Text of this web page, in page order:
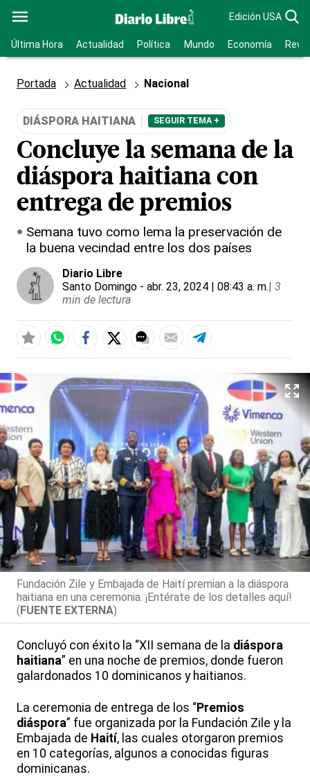
Edición USA
Última Hora Actualidad Política Mundo Economía
Portada Actualidad Nacional
DIÁSPORA HAITIANA SEGUIR TEMA +
Concluye la semana de la
diáspora haitiana con
entrega de premios
Semana tuvo como lema la preservación de
la buena vecindad entre los dos países
Diario Libre
Santo Domingo - abr. 23, 2024 | 08:43 a. m.| 3
min de lectura
Fundación Zile y Embajada de Haití premian a la diáspora
haitiana en una ceremonia. ¡Entérate de los detalles aquí!
(FUENTE EXTERNA)
Concluyó con éxito la “XII semana de la diáspora
haitiana” en una noche de premios, donde fueron
galardonados 10 dominicanos y haitianos.
La ceremonia de entrega de los “Premios
diáspora” fue organizada por la Fundación Zile y la
Embajada de Haití, las cuales otorgaron premios
en 10 categorías, algunos a conocidas figuras
dominicanas.